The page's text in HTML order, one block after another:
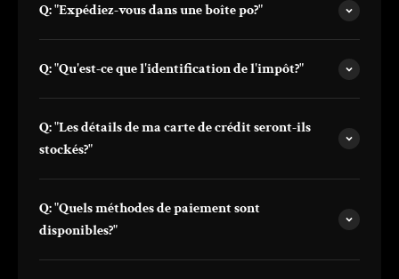
Q: "Expédiez-vous dans une boîte po?"
Q: "Qu'est-ce que l'identification de l'impôt?"
Q: "Les détails de ma carte de crédit seront-ils
stockés?"
Q: "Quels méthodes de paiement sont
disponibles?"